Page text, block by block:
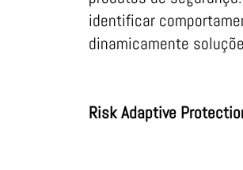
identificar
dinamicamente
Risk Adaptive